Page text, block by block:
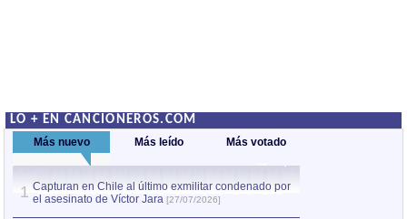
LO + EN CANCIONEROS.COM
Más nuevo Más leído Más votado
1 Capturan en Chile al último exmilitar condenado por
el asesinato de Víctor Jara [27/07/2026]